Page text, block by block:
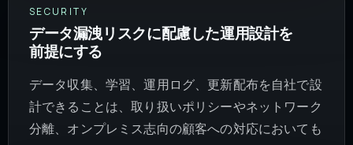
SECURITY
データ漏洩リスクに配慮した運用設計を
前提にする
データ収集、学習、運用ログ、更新配布を自社で設
計できることは、取り扱いポリシーやネットワーク
分離、オンプレミス志向の顧客への対応においても